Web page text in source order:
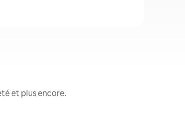
et plus encore.